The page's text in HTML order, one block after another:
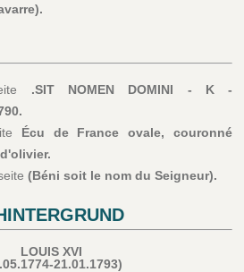
.SIT NOMEN DOMINI - K -
Écu de France ovale, couronné
(Béni soit le nom du Seigneur).
LOUIS XVI
21.01.1793)